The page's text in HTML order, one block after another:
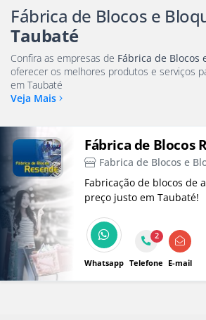
Fábrica de Blocos e
Taubaté
Confira as empresas de Fábrica de Blocos
oferecer os melhores produtos e serviços para você e sua família
em Taubaté
Veja Mais
Fábrica de Blocos
Fabrica de Blocos e
Fabricação de blocos de
preço justo em Taubaté!
Whatsapp
2
Telefone E-mail